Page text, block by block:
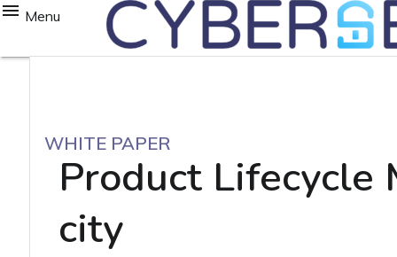
Menu
WHITE PAPER
Product Lifecycle
city